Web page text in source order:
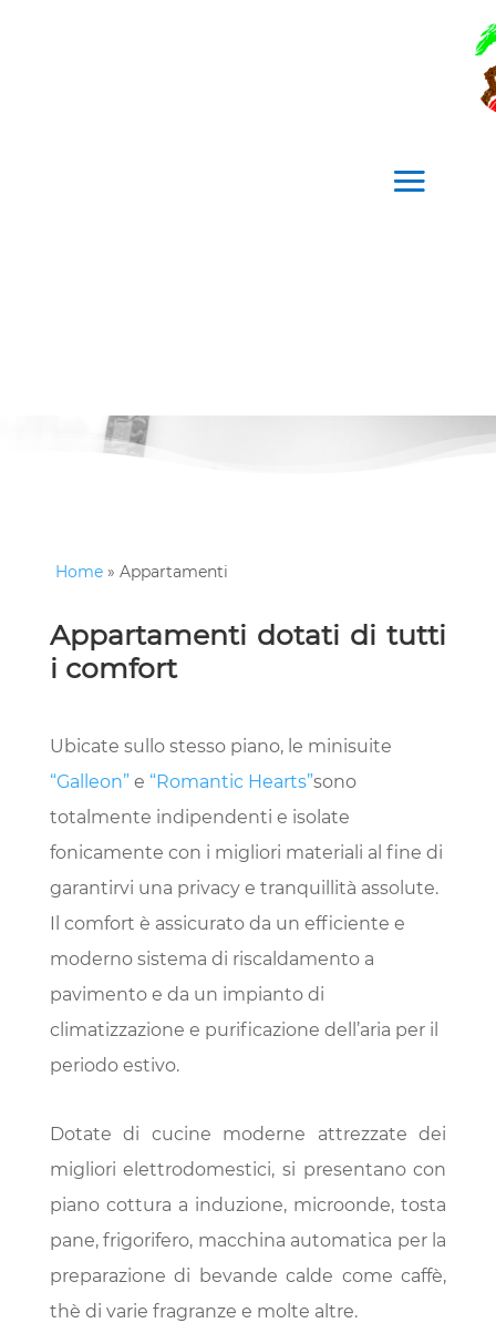
Home » Appartamenti
Appartamenti dotati di tutti
i comfort
Ubicate sullo stesso piano, le minisuite
“Galleon”e “Romantic Hearts”sono
totalmente indipendenti e isolate
fonicamente con i migliori materiali al fine di
garantirvi una privacy e tranquillità assolute.
Il comfort è assicurato da un efficiente e
moderno sistema di riscaldamento a
pavimento e da un impianto di
climatizzazione e purificazione dell’aria per il
periodo estivo.
Dotate di cucine moderne attrezzate dei
migliori elettrodomestici, si presentano con
piano cottura a induzione, microonde, tosta
pane, frigorifero, macchina automatica per la
preparazione di bevande calde come caffè,
thè di varie fragranze e molte altre.